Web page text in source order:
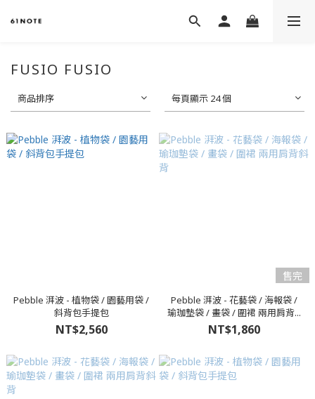
FUSIO FUSIO
商品排序 每頁顯示 24 個
Pebble 湃波 - 植物袋 / 園藝用袋 /
斜背包手提包
NT$2,560
售完
Pebble 湃波 - 花藝袋 / 海報袋 /
瑜珈墊袋 / 畫袋 / 圍裙 兩用肩背...
NT$1,860